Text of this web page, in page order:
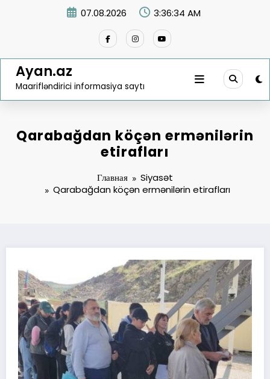
07.08.2026 3:36:35 AM
Ayan.az
Maarifləndirici informasiya saytı
Qarabağdan köçən ermənilərin
etirafları
Главная
Siyasət
Qarabağdan köçən ermənilərin etirafları